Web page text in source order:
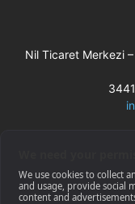
Nil Ticaret Merkezi –